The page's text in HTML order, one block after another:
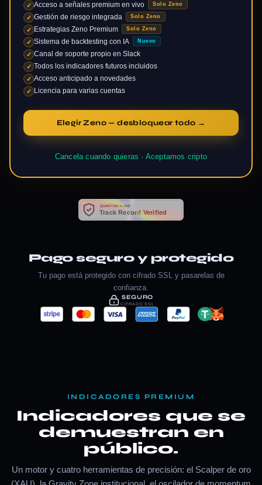
✓ Acceso a señales premium en vivo Solo Zeno
✓ Gestión de riesgo integrada Solo Zeno
✓ Estrategias Zeno Premium Solo Zeno
✓ Sistema de backtesting con IA Nuevo
✓ Canal de soporte propio en Slack
✓ Todos los indicadores futuros incluidos
✓ Acceso anticipado a novedades
✓ Licencia para varias cuentas
Elegir Zeno — desbloquear todo →
Cancela cuando quieras · Aceptamos cripto
QUANTUM ALGO
Track Record Verified
Pago seguro y protegido
Tu pago está protegido con cifrado SSL y pasarelas de
confianza.
SEGURO
CIFRADO SSL
INDICADORES PREMIUM
Indicadores que se
demuestran en
público.
Un motor y cuatro herramientas de precisión: el Scalper de oro